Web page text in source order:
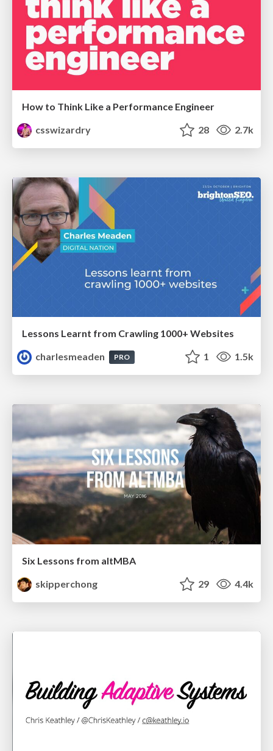
How to Think Like a Performance Engineer
csswizardry
28 2.7k
Lessons Learnt from Crawling 1000+ Websites
charlesmeaden
PRO 1 1.5k
Six Lessons from altMBA
skipperchong
29 4.4k